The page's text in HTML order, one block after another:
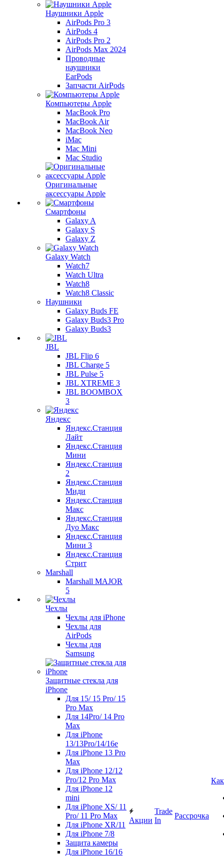
Наушники Apple
AirPods Pro 3
AirPods 4
AirPods Pro 2
AirPods Max 2024
Проводные
наушники
EarPods
Запчасти AirPods
Компьютеры Apple
MacBook Pro
MacBook Air
MacBook Neo
iMac
Mac Mini
Mac Studio
Оригинальные
аксессуары Apple
Смартфоны
Galaxy A
Galaxy S
Galaxy Z
Galaxy Watch
Watch7
Watch Ultra
Watch8
Watch8 Classic
Наушники
Galaxy Buds FE
Galaxy Buds3 Pro
Galaxy Buds3
JBL
JBL Flip 6
JBL Charge 5
JBL Pulse 5
JBL XTREME 3
JBL BOOMBOX
3
Яндекс
Яндекс.Станция
Лайт
Яндекс.Станция
Мини
Яндекс.Станция
2
Яндекс.Станция
Миди
Яндекс.Станция
Макс
Яндекс.Станция
Дуо Макс
Яндекс.Станция
Мини 3
Яндекс.Станция
Стрит
Marshall
Marshall MAJOR
5
Чехлы
Чехлы для iPhone
Чехлы для
AirPods
Чехлы для
Samsung
Защитные стекла для
iPhone
Для 15/ 15 Pro/ 15
Pro Max
Для 14Pro/ 14 Pro
Max
Для iPhone
13/13Pro/14/16e
Для iPhone 13 Pro
Max
Для iPhone 12/12
Pro/12 Pro Max
Для iPhone 12
mini
Для iPhone XS/ 11
Pro/ 11 Pro Max
Для iPhone XR/11
Для iPhone 7/8
Защита камеры
Для iPhone 16/16
Акции
Trade
In
Рассрочка